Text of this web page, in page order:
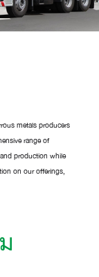
metals producers
range of
production while
on our offerings,